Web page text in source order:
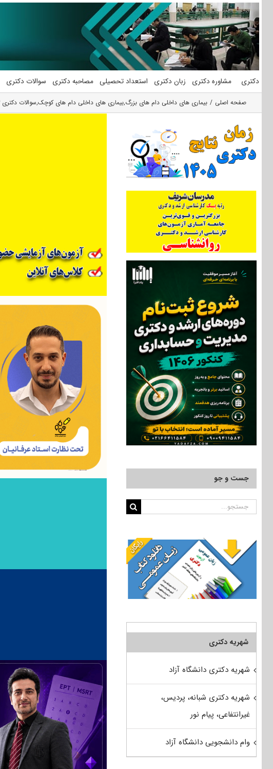
محتوا
دکتری مشاوره دکتری زبان دکتری استعداد تحصیلی مصاحبه دکتری سوالات دکتری
صفحه اصلی بیماری های داخلی دام های بزرگ,بیماری های داخلی دام های کوچک,سوالات دکتری ۱۴۰۳
جست و جو
جستجو
شهریه دکتری
شهریه دکتری دانشگاه آزاد
شهریه دکتری شبانه، پردیس،
غیرانتفاعی، پیام نور
وام دانشجویی دانشگاه آزاد